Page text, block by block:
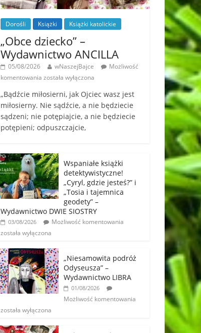
Dorośli Książki Książki katolickie
„Obce dziecko” –
Wydawnictwo ANCILLA
05/08/2026 wNaszejBajce
Możliwość
komentowania została wyłączona
„Bądźcie miłosierni, jak Ojciec wasz jest
miłosierny. Nie sądźcie, a nie będziecie
sądzeni; nie potępiajcie, a nie będziecie
potępieni; odpuszczajcie,
Wspaniałe książki
detektywistyczne!
„Cyryl, gdzie jesteś?” i
„Tosia i tajemnica
geodety” –
Wydawnictwo DWIE SIOSTRY
03/08/2026
Możliwość komentowania
została wyłączona
„Niesamowita podróż
Odyseusza” –
Wydawnictwo LIBRA
01/08/2026
Możliwość komentowania
została wyłączona